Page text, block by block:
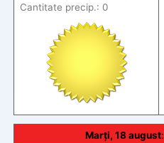
Cantitate precip.: 0
Marți, 18 august: